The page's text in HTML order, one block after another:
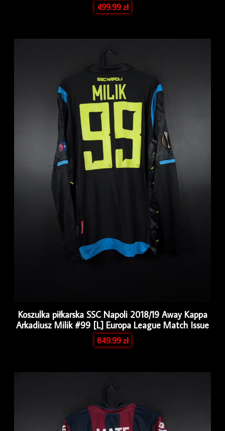
499.99zł
Koszulka piłkarska SSC Napoli 2018/19 Away Kappa
Arkadiusz Milik #99 [L] Europa League Match Issue
849.99zł